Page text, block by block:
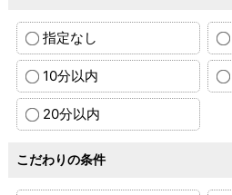
指定なし
10分以内
20分以内
こだわりの条件